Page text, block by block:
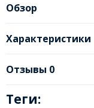
Обзор
Характеристики
Отзывы 0
Теги: